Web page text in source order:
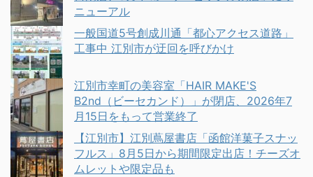
ニューアル
一般国道5号創成川通「都心アクセス道路」
工事中 江別市が迂回を呼びかけ
江別市幸町の美容室「HAIR MAKE'S
B2nd（ビーセカンド）」が閉店、2026年7
月15日をもって営業終了
【江別市】江別蔦屋書店「函館洋菓子スナッ
フルス」8月5日から期間限定出店！チーズオ
ムレットや限定品も